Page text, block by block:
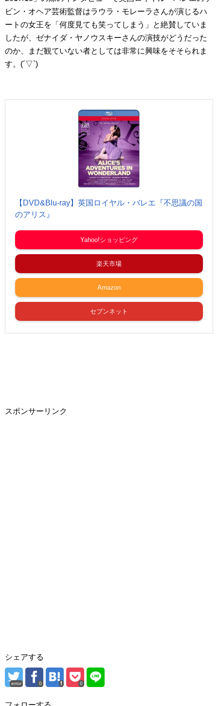
ビン・オヘア芸術監督はラウラ・モレーラさんが演じるハ
ートの女王を「何度見ても笑ってしまう」と絶賛していま
したが、ゼナイダ・ヤノウスキーさんの演技がどうだった
のか、まだ観ていない者としては非常に興味をそそられま
す。(´▽`)
【DVD&Blu-ray】英国ロイヤル・バレエ『不思議の国
のアリス』
Yahoo!ショッピング
楽天市場
Amazon
セブンネット
スポンサーリンク
シェアする
error 0 0